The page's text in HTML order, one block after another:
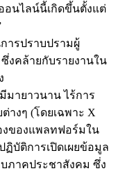
อนไลน์นี้เกิดขึ้นตั้งแต่
ารปราบปรามผู้
งคล้ายกับรายงานใน
มายาวนาน ไร้การ
างๆ (โดยเฉพาะ X
งของแพลทฟอร์มใน
บัติการเปิดเผยข้อมูล
ภาคประชาสังคม ซึ่ง